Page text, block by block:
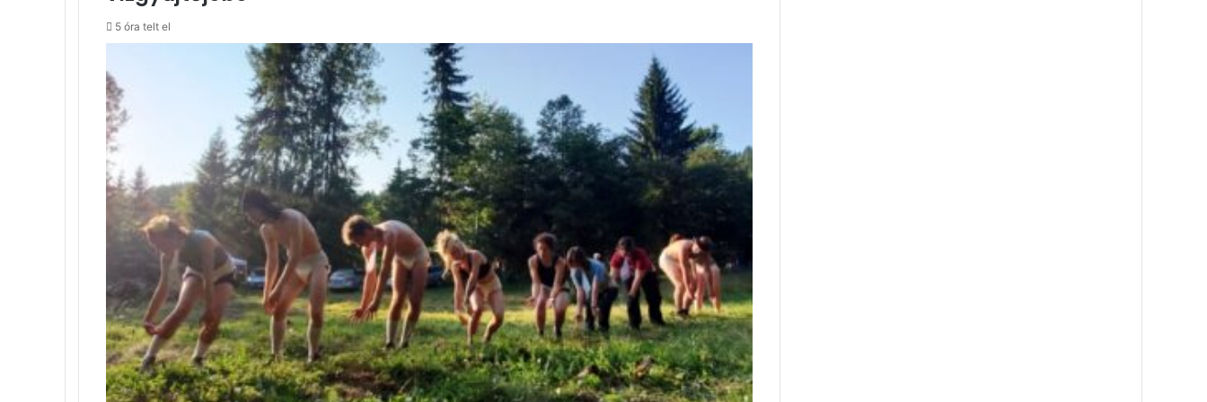
5 óra telt el